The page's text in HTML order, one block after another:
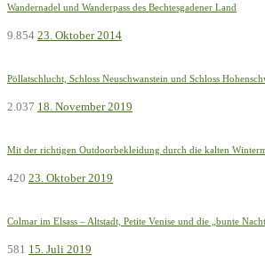
Wandernadel und Wanderpass des Bechtesgadener Land
9.854 23. Oktober 2014
Pöllatschlucht, Schloss Neuschwanstein und Schloss
2.037 18. November 2019
Mit der richtigen Outdoorbekleidung durch die kalten
420 23. Oktober 2019
Colmar im Elsass – Altstadt, Petite Venise und die „bunte
581 15. Juli 2019